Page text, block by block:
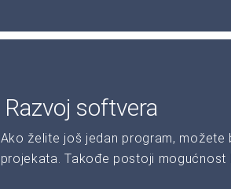
Razvoj softvera
Ako želite još jedan program,
projekata. Takođe postoji mogućnost